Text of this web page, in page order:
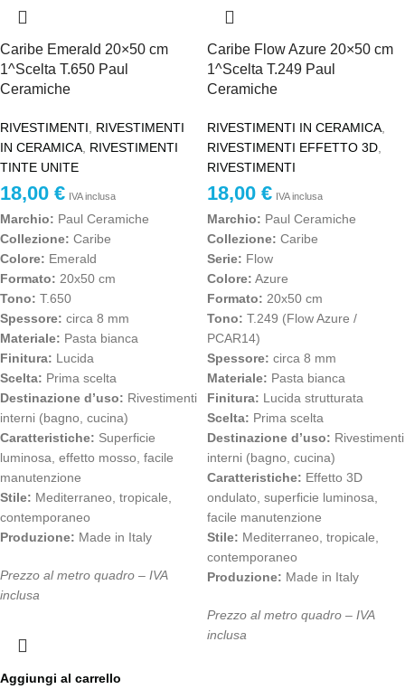
Caribe Emerald 20×50 cm
1^Scelta T.650 Paul
Ceramiche
RIVESTIMENTI
RIVESTIMENTI
IN CERAMICA RIVESTIMENTI
TINTE UNITE
18,00 € IVA inclusa
Marchio: Paul Ceramiche
Collezione: Caribe
Colore: Emerald
Formato: 20x50 cm
Tono: T.650
Spessore: circa 8 mm
Materiale: Pasta bianca
Finitura: Lucida
Scelta: Prima scelta
Destinazione d’uso: Rivestimenti
interni (bagno, cucina)
Caratteristiche: Superficie
luminosa, effetto mosso, facile
manutenzione
Stile: Mediterraneo, tropicale,
contemporaneo
Produzione: Made in Italy
Prezzo al metro quadro – IVA
inclusa
Aggiungi al carrello
Caribe Flow Azure 20×50 cm
1^Scelta T.249 Paul
Ceramiche
RIVESTIMENTI IN CERAMICA
RIVESTIMENTI EFFETTO 3D
RIVESTIMENTI
18,00 € IVA inclusa
Marchio: Paul Ceramiche
Collezione: Caribe
Serie: Flow
Colore: Azure
Formato: 20x50 cm
Tono: T.249 (Flow Azure /
PCAR14)
Spessore: circa 8 mm
Materiale: Pasta bianca
Finitura: Lucida strutturata
Scelta: Prima scelta
Destinazione d’uso: Rivestimenti
interni (bagno, cucina)
Caratteristiche: Effetto 3D
ondulato, superficie luminosa,
facile manutenzione
Stile: Mediterraneo, tropicale,
contemporaneo
Produzione: Made in Italy
Prezzo al metro quadro – IVA
inclusa